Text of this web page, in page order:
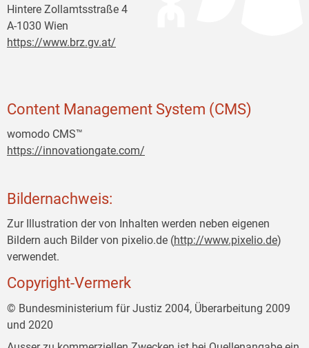
Hintere Zollamtsstraße 4
A-1030 Wien
https://www.brz.gv.at/
Content Management System (CMS)
womodo CMS™
https://innovationgate.com/
Bildernachweis:
Zur Illustration der von Inhalten werden neben eigenen
Bildern auch Bilder von pixelio.de (http://www.pixelio.de)
verwendet.
Copyright-Vermerk
© Bundesministerium für Justiz 2004, Überarbeitung 2009
und 2020